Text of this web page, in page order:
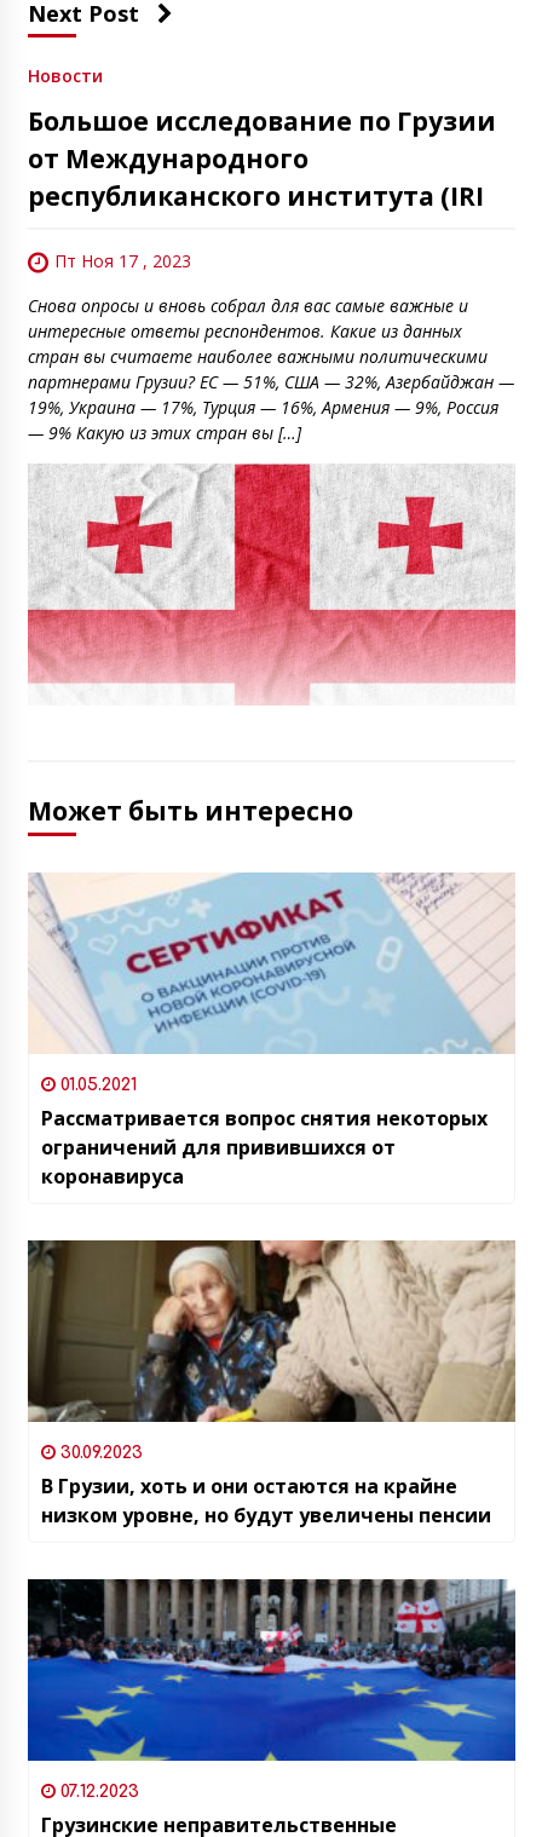
Next Post
Новости
Большое исследование по Грузии
от Международного
республиканского института (IRI
Пт Ноя 17 , 2023
Снова опросы и вновь собрал для вас самые важные и
интересные ответы респондентов. Какие из данных
стран вы считаете наиболее важными политическими
партнерами Грузии? ЕС — 51%, США — 32%, Азербайджан —
19%, Украина — 17%, Турция — 16%, Армения — 9%, Россия
— 9% Какую из этих стран вы […]
Может быть интересно
01.05.2021
Рассматривается вопрос снятия некоторых
ограничений для привившихся от
коронавируса
30.09.2023
В Грузии, хоть и они остаются на крайне
низком уровне, но будут увеличены пенсии
07.12.2023
Грузинские неправительственные